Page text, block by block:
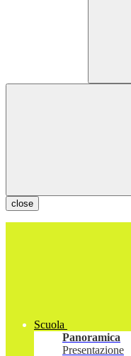
close
Scuola
Panoramica
Presentazione